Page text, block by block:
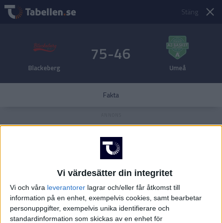
Vi värdesätter din integritet
Vi och våra leverantorer lagrar och/eller får åtkomst till
information på en enhet, exempelvis cookies, samt bearbetar
personuppgifter, exempelvis unika identifierare och
standardinformation som skickas av en enhet för
Stäng
Blackeberg
75-46
Umeå
Fakta